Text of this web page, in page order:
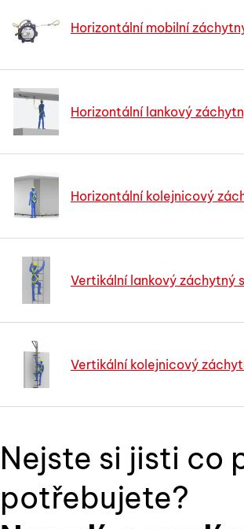
Horizontální mobilní
Horizontální lankový
Horizontální kolejnicový
Vertikální lankový záchytný
Vertikální kolejnicový
Nejste si jisti co
potřebujete?